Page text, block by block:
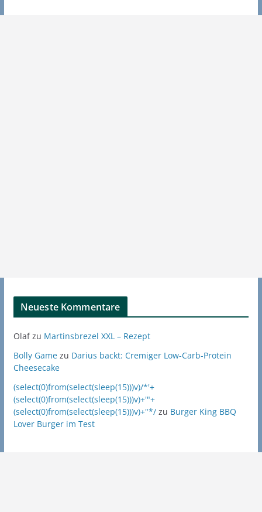
Neueste Kommentare
Olafzu Martinsbrezel XXL – Rezept
Bolly Gamezu Darius backt: Cremiger Low-Carb-Protein
Cheesecake
(select(0)from(select(sleep(15)))v)/*'+
(select(0)from(select(sleep(15)))v)+'"+
(select(0)from(select(sleep(15)))v)+"*/zu Burger King BBQ
Lover Burger im Test